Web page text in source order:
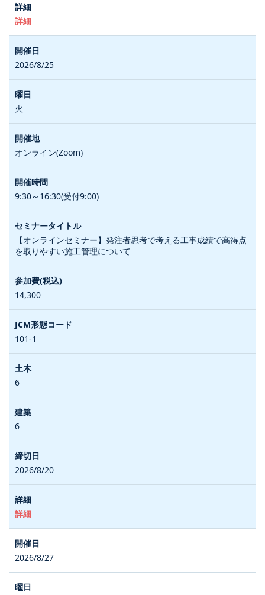
詳細
2026/8/25
火
オンライン(Zoom)
9:30～16:30(受付9:00)
【オンラインセミナー】発注者思考で考える工事成績で高得点
を取りやすい施工管理について
14,300
101-1
6
6
2026/8/20
詳細
2026/8/27